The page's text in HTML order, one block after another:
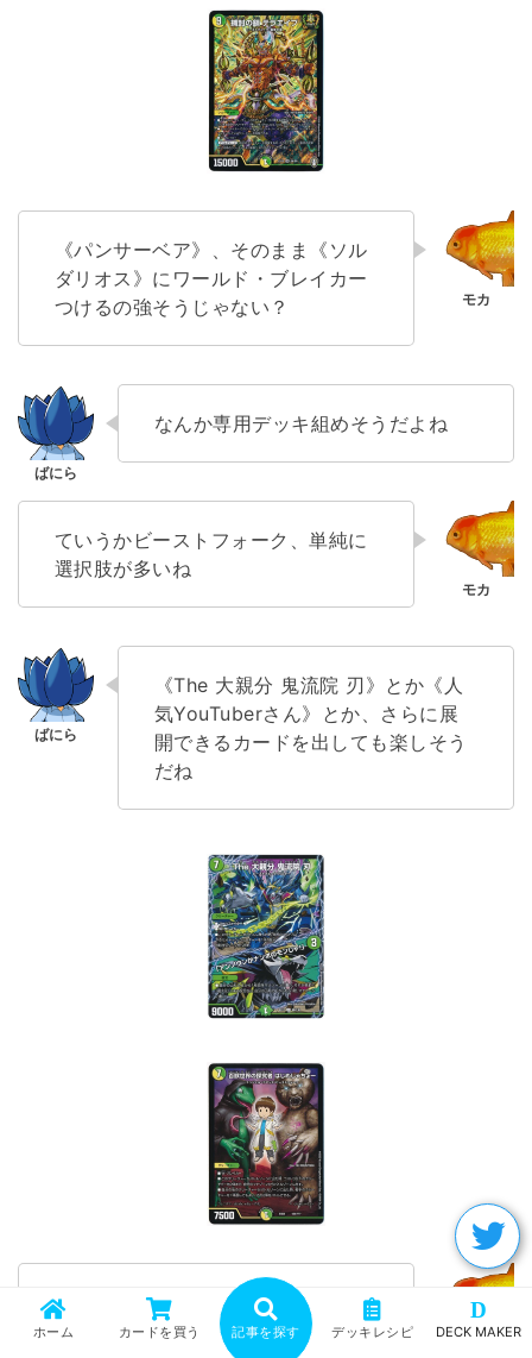
《パンサーベア》、そのまま《ソル
ダリオス》にワールド・ブレイカー
つけるの強そうじゃない？
なんか専用デッキ組めそうだよね
ていうかビーストフォーク、単純に
選択肢が多いね
《The 大親分 鬼流院 刃》とか《人
気YouTuberさん》とか、さらに展
開できるカードを出しても楽しそう
だね
《人気YouTuberさん》を《人気
YouTuberさん》って言うな
ホーム カードを買う 記事を探す デッキレシピ
D
DECK MAKER